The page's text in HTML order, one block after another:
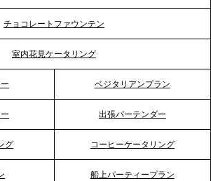
のご案内｜ケータリングのセカンド
のご案内｜「温かな食」が会話のス
社員研修で《食体験としてのケータ
チョコレートファウンテン
室内花見ケータリング
ベジタリアンプラン
出張バーテンダー
グ コーヒーケータリング
船上パーティープラン